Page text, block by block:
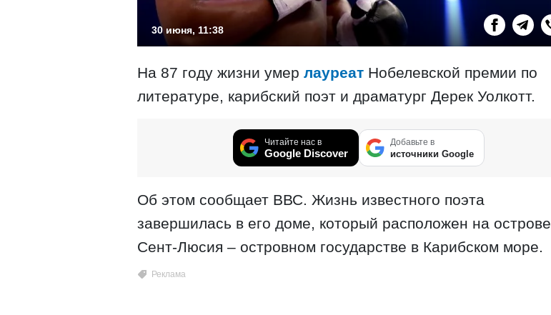
30 июня, 11:38
На 87 году жизни умер лауреат Нобелевской премии по
литературе, карибский поэт и драматург Дерек Уолкотт.
Читайте нас в
Google Discover
Добавьте в
источники Google
Об этом сообщает ВВС. Жизнь известного поэта
завершилась в его доме, который расположен на острове
Сент-Люсия – островном государстве в Карибском море.